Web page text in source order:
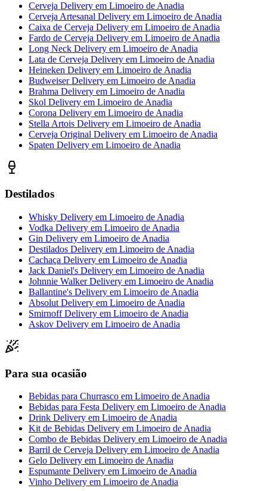
Cerveja Delivery em Limoeiro de Anadia
Cerveja Artesanal Delivery em Limoeiro de Anadia
Caixa de Cerveja Delivery em Limoeiro de Anadia
Fardo de Cerveja Delivery em Limoeiro de Anadia
Long Neck Delivery em Limoeiro de Anadia
Lata de Cerveja Delivery em Limoeiro de Anadia
Heineken Delivery em Limoeiro de Anadia
Budweiser Delivery em Limoeiro de Anadia
Brahma Delivery em Limoeiro de Anadia
Skol Delivery em Limoeiro de Anadia
Corona Delivery em Limoeiro de Anadia
Stella Artois Delivery em Limoeiro de Anadia
Cerveja Original Delivery em Limoeiro de Anadia
Spaten Delivery em Limoeiro de Anadia
Destilados
Whisky Delivery em Limoeiro de Anadia
Vodka Delivery em Limoeiro de Anadia
Gin Delivery em Limoeiro de Anadia
Destilados Delivery em Limoeiro de Anadia
Cachaça Delivery em Limoeiro de Anadia
Jack Daniel's Delivery em Limoeiro de Anadia
Johnnie Walker Delivery em Limoeiro de Anadia
Ballantine's Delivery em Limoeiro de Anadia
Absolut Delivery em Limoeiro de Anadia
Smirnoff Delivery em Limoeiro de Anadia
Askov Delivery em Limoeiro de Anadia
Para sua ocasião
Bebidas para Churrasco em Limoeiro de Anadia
Bebidas para Festa Delivery em Limoeiro de Anadia
Drink Delivery em Limoeiro de Anadia
Kit de Bebidas Delivery em Limoeiro de Anadia
Combo de Bebidas Delivery em Limoeiro de Anadia
Barril de Cerveja Delivery em Limoeiro de Anadia
Gelo Delivery em Limoeiro de Anadia
Espumante Delivery em Limoeiro de Anadia
Vinho Delivery em Limoeiro de Anadia